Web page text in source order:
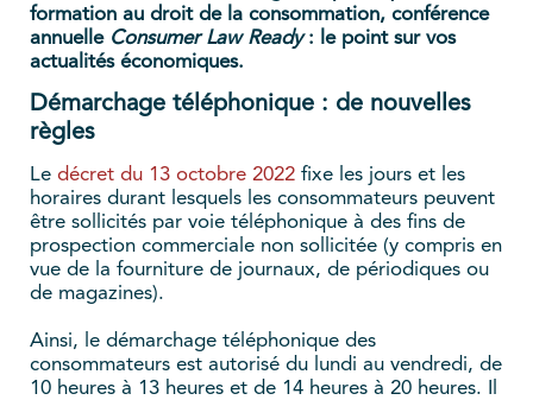
formation au droit de la consommation, conférence
annuelle Consumer Law Ready: le point sur vos
actualités économiques.
Démarchage téléphonique : de nouvelles
règles
Le décret du 13 octobre 2022 fixe les jours et les
horaires durant lesquels les consommateurs peuvent
être sollicités par voie téléphonique à des fins de
prospection commerciale non sollicitée (y compris en
vue de la fourniture de journaux, de périodiques ou
de magazines).
Ainsi, le démarchage téléphonique des
consommateurs est autorisé du lundi au vendredi, de
10 heures à 13 heures et de 14 heures à 20 heures. Il